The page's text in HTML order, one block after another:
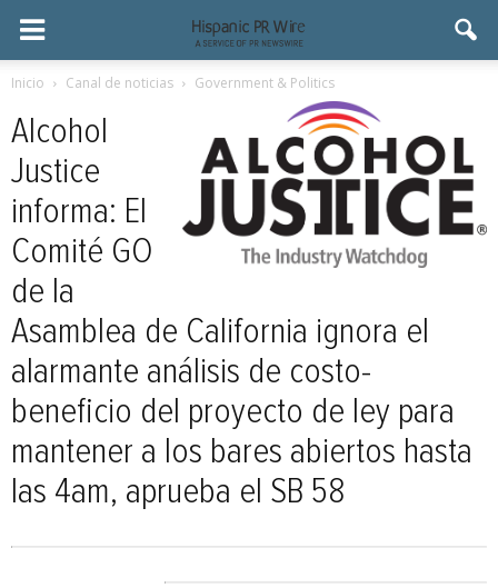
Inicio Canal de noticias Government & Politics
Alcohol
Justice
informa: El
Comité GO
de la
Asamblea de California ignora el
alarmante análisis de costo-
beneficio del proyecto de ley para
mantener a los bares abiertos hasta
las 4am, aprueba el SB 58